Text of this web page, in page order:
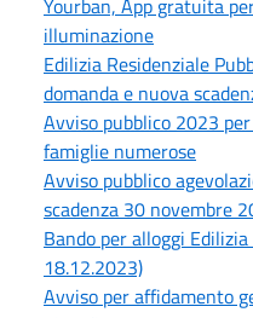
illuminazione
Edilizia Residenziale
domanda e nuova
Avviso pubblico 2023
famiglie numerose
Avviso pubblico
scadenza 30 novembre
Bando per alloggi
18.12.2023)
Avviso per affidamento